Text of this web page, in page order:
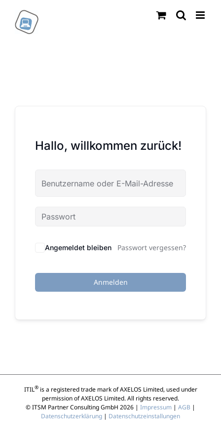
Inhalt
springen
Hallo, willkommen zurück!
Angemeldet bleiben Passwort vergessen?
Anmelden
ITIL®is a registered trade mark of AXELOS Limited, used under
permission of AXELOS Limited. All rights reserved.
© ITSM Partner Consulting GmbH 2026 | Impressum | AGB |
Datenschutzerklärung | Datenschutzeinstallungen